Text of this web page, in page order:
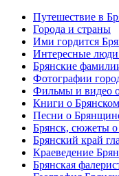
Путешествие в
Города и страны
Ими гордится
Интересные
Брянские
Фотографии
Фильмы и видео
Книги о
Песни о
Брянск, сюжеты
Брянский край
Краеведение
Брянская